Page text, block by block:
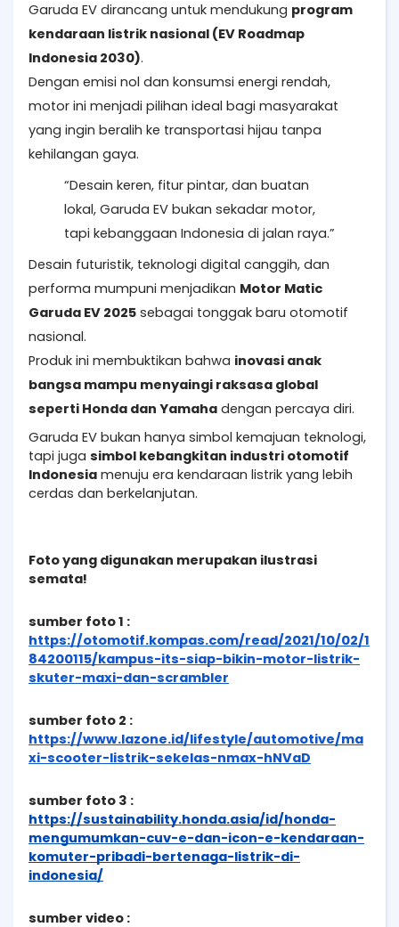
Garuda EV dirancang untuk mendukung program
kendaraan listrik nasional (EV Roadmap
Indonesia 2030).
Dengan emisi nol dan konsumsi energi rendah,
motor ini menjadi pilihan ideal bagi masyarakat
yang ingin beralih ke transportasi hijau tanpa
kehilangan gaya.
“Desain keren, fitur pintar, dan buatan
lokal, Garuda EV bukan sekadar motor,
tapi kebanggaan Indonesia di jalan raya.”
Desain futuristik, teknologi digital canggih, dan
performa mumpuni menjadikan Motor Matic
Garuda EV 2025 sebagai tonggak baru otomotif
nasional.
Produk ini membuktikan bahwa inovasi anak
bangsa mampu menyaingi raksasa global
seperti Honda dan Yamaha dengan percaya diri.
Garuda EV bukan hanya simbol kemajuan teknologi,
tapi juga simbol kebangkitan industri otomotif
Indonesia menuju era kendaraan listrik yang lebih
cerdas dan berkelanjutan.
Foto yang digunakan merupakan ilustrasi
semata!
sumber foto 1 :
https://otomotif.kompas.com/read/2021/10/02/1
84200115/kampus-its-siap-bikin-motor-listrik-
skuter-maxi-dan-scrambler
sumber foto 2 :
https://www.lazone.id/lifestyle/automotive/ma
xi-scooter-listrik-sekelas-nmax-hNVaD
sumber foto 3 :
https://sustainability.honda.asia/id/honda-
mengumumkan-cuv-e-dan-icon-e-kendaraan-
komuter-pribadi-bertenaga-listrik-di-
indonesia/
sumber video :